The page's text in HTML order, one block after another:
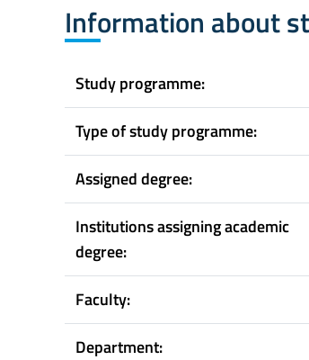
Information about
Study programme:
Type of study programme:
Assigned degree:
Institutions assigning academic
degree:
Faculty:
Department: